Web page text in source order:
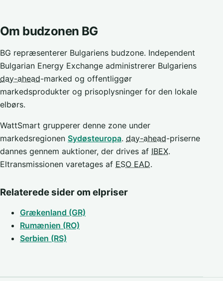
Om budzonen BG
BG repræsenterer Bulgariens budzone. Independent
Bulgarian Energy Exchange administrerer Bulgariens
day-ahead-marked og offentliggør
markedsprodukter og prisoplysninger for den lokale
elbørs.
WattSmart grupperer denne zone under
markedsregionen Sydøsteuropa. day-ahead-priserne
dannes gennem auktioner, der drives af IBEX.
Eltransmissionen varetages af ESO EAD.
Relaterede sider om elpriser
Grækenland (GR)
Rumænien (RO)
Serbien (RS)